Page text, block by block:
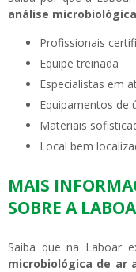
análise
profissionais
equipe treinada
especialistas em
equipamentos
materiais
local bem
MAIS
SOBRE A
Saiba que na Laboar
microbiológica de ar